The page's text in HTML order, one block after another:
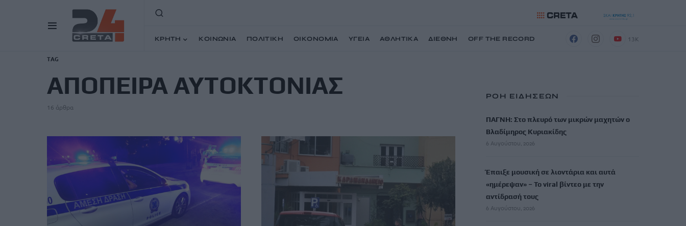
ΚΡΗΤΗ ΚΟΙΝΩΝΙΑ ΠΟΛΙΤΙΚΗ ΟΙΚΟΝΟΜΙΑ ΥΓΕΙΑ ΑΘΛΗΤΙΚΑ ΔΙΕΘΝΗ OFF THE RECORD 13K
TAG
ΑΠΟΠΕΙΡΑ ΑΥΤΟΚΤΟΝΙΑΣ
16 άρθρα
ΡΟΗ ΕΙΔΗΣΕΩΝ
ΠΑΓΝΗ: Στο πλευρό των μικρών μαχητών ο
Βλαδίμηρος Κυριακίδης
6 Αυγούστου, 2026
Έπαιξε μουσική σε λιοντάρια και αυτά
«ημέρεψαν» – Το viral βίντεο με την
αντίδρασή τους
6 Αυγούστου, 2026